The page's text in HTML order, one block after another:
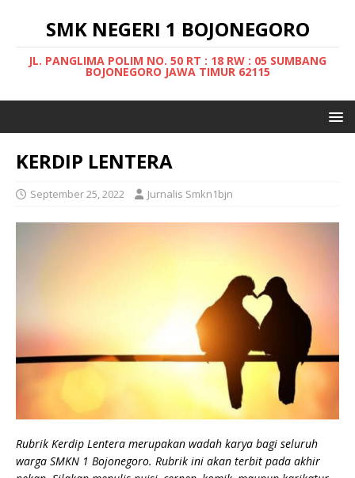
SMK NEGERI 1 BOJONEGORO
JL. PANGLIMA POLIM NO. 50 RT : 18 RW : 05 SUMBANG
BOJONEGORO JAWA TIMUR 62115
KERDIP LENTERA
September 25, 2022 Jurnalis Smkn1bjn
Rubrik Kerdip Lentera merupakan wadah karya bagi seluruh
warga SMKN 1 Bojonegoro. Rubrik ini akan terbit pada akhir